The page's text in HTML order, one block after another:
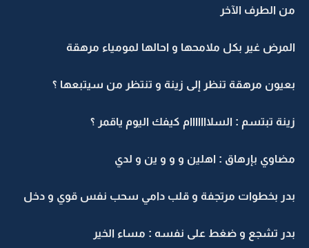
من الطرف الآخر
المرض غير بكل ملامحها و احالها لمومياء مرهقة
بعيون مرهقة تنظر إلى زينة و تنتظر من سيتبعها ؟
زينة تبتسم : السلااااااام كيفك اليوم ياقمر ؟
مضاوي بإرهاق : اهلين و و و ين و لدي
بدر بخطوات مرتجفة و قلب دامي سحب نفس قوي و دخل
بدر تشجع و ضغط على نفسه : مساء الخير